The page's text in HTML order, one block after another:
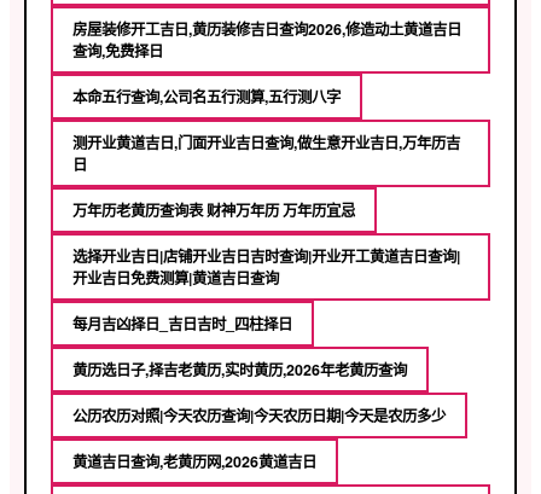
房屋装修开工吉日,黄历装修吉日查询2026,修造动土黄道吉日
查询,免费择日
本命五行查询,公司名五行测算,五行测八字
测开业黄道吉日,门面开业吉日查询,做生意开业吉日,万年历吉
日
万年历老黄历查询表 财神万年历 万年历宜忌
选择开业吉日|店铺开业吉日吉时查询|开业开工黄道吉日查询|
开业吉日免费测算|黄道吉日查询
每月吉凶择日_吉日吉时_四柱择日
黄历选日子,择吉老黄历,实时黄历,2026年老黄历查询
公历农历对照|今天农历查询|今天农历日期|今天是农历多少
黄道吉日查询,老黄历网,2026黄道吉日